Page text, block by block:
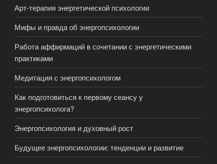
Арт-терапия энергетической психологии
Мифы и правда об энергопсихологии
Работа аффирмаций в сочетании с энергетическими
практиками
Медитация с энергопсихологом
Как подготовиться к первому сеансу у
энергопсихолога?
Энергопсихология и духовный рост
Будущее энергопсихологии: тенденции и развитие